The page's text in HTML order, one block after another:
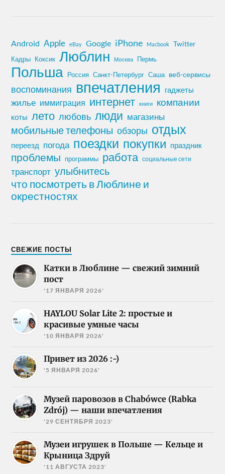
Android Apple eBay Google iPhone Macbook Twitter
Кадры Коксик Люблин Москва Пермь
Польша Россия Санкт-Петербург Саша веб-сервисы
воспоминания впечатления гаджеты
жилье иммиграция интернет книги компании
коты лето любовь люди магазины
мобильные телефоны обзоры отдых
переезд погода поездки покупки праздник
проблемы программы работа социальные сети
транспорт улыбнитесь
что посмотреть в Люблине и
окрестностях
СВЕЖИЕ ПОСТЫ
Катки в Люблине — свежий зимний
пост
'17 ЯНВАРЯ 2026'
HAYLOU Solar Lite 2: простые и
красивые умные часы
'10 ЯНВАРЯ 2026'
Привет из 2026 :-)
'5 ЯНВАРЯ 2026'
Музей паровозов в Chabówce (Rabka
Zdrój) — наши впечатления
'29 СЕНТЯБРЯ 2023'
Музеи игрушек в Польше — Кельце и
Крыница Здруй
'11 АВГУСТА 2023'